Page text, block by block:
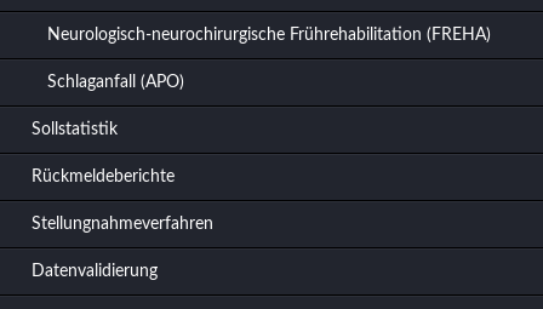
Neurologisch-neurochirurgische Frührehabilitation (FREHA)
Schlaganfall (APO)
Sollstatistik
Rückmeldeberichte
Stellungnahmeverfahren
Datenvalidierung